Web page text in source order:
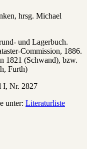
hrsg. Michael
und Lagerbuch.
Commission, 1886.
1821 (Schwand), bzw.
Furth)
I, Nr. 2827
unter: Literaturliste